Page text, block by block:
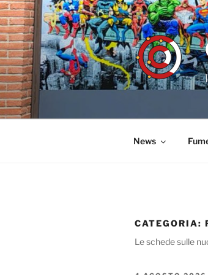
Salta
al
contenuto
News
CATEGORIA:
Le schede sulle